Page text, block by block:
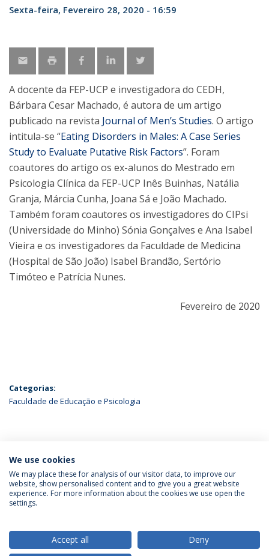
Sexta-feira, Fevereiro 28, 2020 - 16:59
A docente da FEP-UCP e investigadora do CEDH,
Bárbara Cesar Machado, é autora de um artigo
publicado na revista Journal of Men’s Studies. O artigo
intitula-se “Eating Disorders in Males: A Case Series
Study to Evaluate Putative Risk Factors”. Foram
coautores do artigo os ex-alunos do Mestrado em
Psicologia Clínica da FEP-UCP Inês Buinhas, Natália
Granja, Márcia Cunha, Joana Sá e João Machado.
Também foram coautores os investigadores do CIPsi
(Universidade do Minho) Sónia Gonçalves e Ana Isabel
Vieira e os investigadores da Faculdade de Medicina
(Hospital de São João) Isabel Brandão, Sertório
Timóteo e Patrícia Nunes.
Fevereiro de 2020
Categorias:
Faculdade de Educação e Psicologia
ÚLTIMAS NOTÍCIAS
Política de Privacidade
Termos & Condições
We use cookies
We may place these for analysis of our visitor data, to improve our
website, show personalised content and to give you a great website
experience. For more information about the cookies we use open the
settings.
Accept all Deny